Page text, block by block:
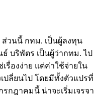
ส่วนนี้ กทม. เป็นผู้ลงทุน
บริพัตร เป็นผู้ว่ากทม. ไป
รื่องง่าย แต่ค่าใช้จ่ายใน
ปลี่ยนไป โดยมีทั้งตัวแปรที่
กฎาคมนี้ น่าจะเริ่มเจรจา